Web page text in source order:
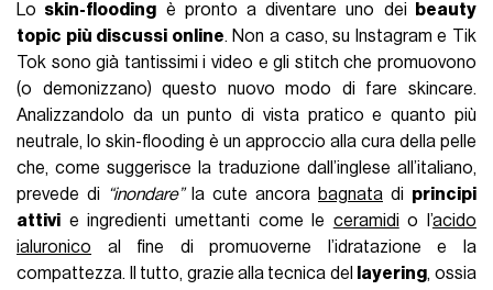
Lo skin-flooding è pronto a diventare uno dei beauty
topic più discussi online. Non a caso, su Instagram e Tik
Tok sono già tantissimi i video e gli stitch che promuovono
(o demonizzano) questo nuovo modo di fare skincare.
Analizzandolo da un punto di vista pratico e quanto più
neutrale, lo skin-flooding è un approccio alla cura della pelle
che, come suggerisce la traduzione dall’inglese all’italiano,
prevede di “inondare”la cute ancora bagnata di principi
attivi e ingredienti umettanti come le ceramidi o l’acido
ialuronico al fine di promuoverne l’idratazione e la
compattezza. Il tutto, grazie alla tecnica del
layering, ossia